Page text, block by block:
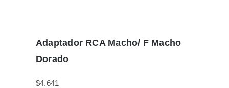
Adaptador RCA Macho/ F Macho
Dorado
$4.641